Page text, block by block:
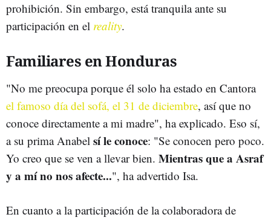
prohibición. Sin embargo, está tranquila ante su
participación en el reality.
Familiares en Honduras
"No me preocupa porque él solo ha estado en Cantora
el famoso día del sofá, el 31 de diciembre, así que no
conoce directamente a mi madre", ha explicado. Eso sí,
a su prima Anabel sí le conoce: "Se conocen pero poco.
Yo creo que se ven a llevar bien. Mientras que a Asraf
y a mí no nos afecte...", ha advertido Isa.
En cuanto a la participación de la colaboradora de